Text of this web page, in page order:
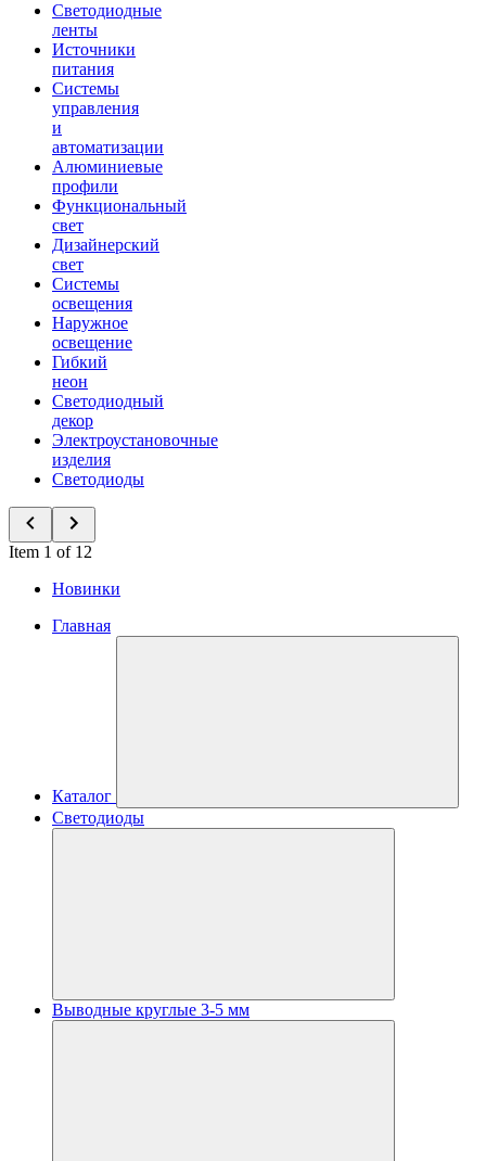
Светодиодные
ленты
Источники
питания
Системы
управления
и
автоматизации
Алюминиевые
профили
Функциональный
свет
Дизайнерский
свет
Системы
освещения
Наружное
освещение
Гибкий
неон
Светодиодный
декор
Электроустановочные
изделия
Светодиоды
Item 1 of 12
Новинки
Главная
Каталог
Светодиоды
Выводные круглые 3-5 мм